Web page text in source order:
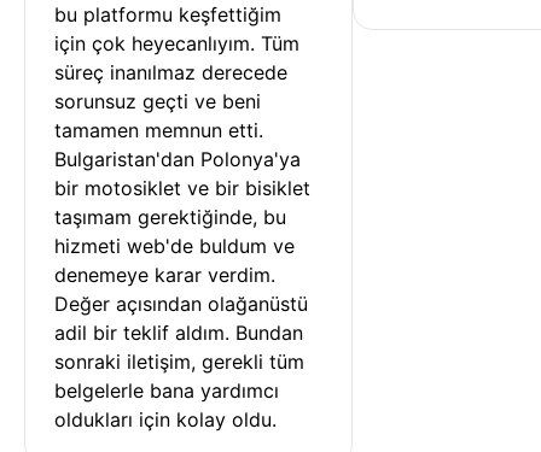
bu platformu keşfettiğim
için çok heyecanlıyım. Tüm
süreç inanılmaz derecede
sorunsuz geçti ve beni
tamamen memnun etti.
Bulgaristan'dan Polonya'ya
bir motosiklet ve bir bisiklet
taşımam gerektiğinde, bu
hizmeti web'de buldum ve
denemeye karar verdim.
Değer açısından olağanüstü
adil bir teklif aldım. Bundan
sonraki iletişim, gerekli tüm
belgelerle bana yardımcı
oldukları için kolay oldu.